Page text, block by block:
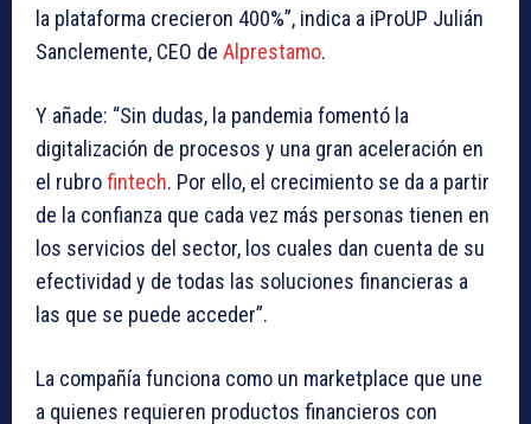
la plataforma crecieron 400%”, indica a iProUP Julián
Sanclemente, CEO de Alprestamo.
Y añade: “Sin dudas, la pandemia fomentó la
digitalización de procesos y una gran aceleración en
el rubrofintech. Por ello, el crecimiento se da a partir
de la confianza que cada vez más personas tienen en
los servicios del sector, los cuales dan cuenta de su
efectividad y de todas las soluciones financieras a
las que se puede acceder”.
La compañía funciona como un marketplace que une
a quienes requieren productos financieros con